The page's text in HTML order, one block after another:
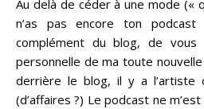
Au delà de céder à une mode (« quoi, t’es blogueuse et tu
n’as pas encore ton
complément du blog, de vous
personnelle de ma toute
derrière le blog, il y a l’artiste
(d’affaires ?) Le podcast ne